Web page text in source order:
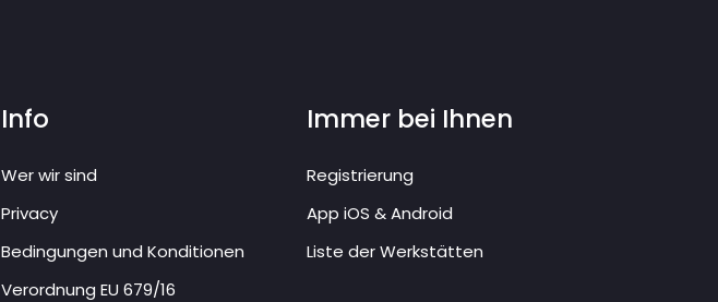
Info
Wer wir sind
Privacy
Bedingungen und Konditionen
Verordnung EU 679/16
Immer bei Ihnen
Registrierung
App iOS & Android
Liste der Werkstätten